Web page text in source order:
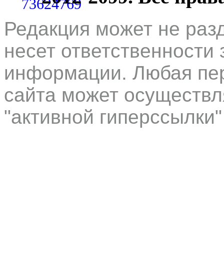
Редакция может не
несет
информации. Любая
сайта может
"активной